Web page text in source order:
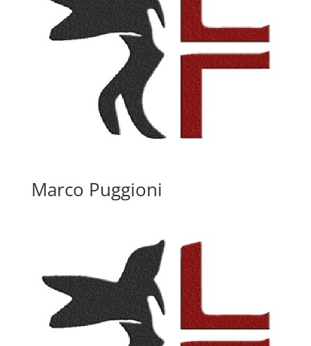
Marco Puggioni